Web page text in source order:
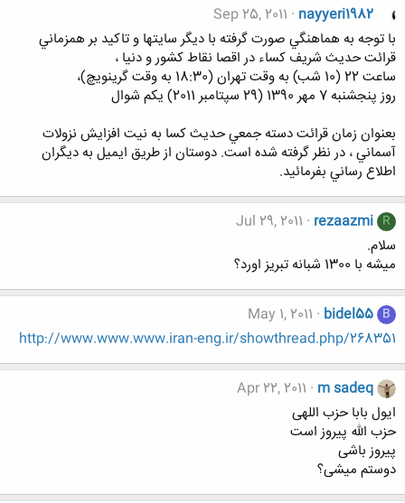
nayyeri1982
Sep 25, 2011
با توجه به هماهنگي صورت گرفته با ديگر سايتها و تاكيد بر همزماني
قرائت حديث شريف كساء در اقصا نقاط كشور و دنيا ،
ساعت 22 (10 شب) به وقت تهران (18:30 به وقت گرينويچ)،
روز پنجشنبه 7 مهر 1390 (29 سپتامبر 2011) يكم شوال
بعنوان زمان قرائت دسته جمعي حديث كسا به نيت افزايش نزولات
آسماني ، در نظر گرفته شده است. دوستان از طريق ايميل به ديگران
اطلاع رساني بفرمائيد.
R
rezaazmi
Jul 29, 2011
سلام.
ميشه با 1300 شبانه تبريز اورد؟
B
bidel55
May 1, 2011
http://www.www.www.iran-eng.ir/showthread.php/268351
m sadeq
Apr 22, 2011
ایول بابا حزب اللهی
حزب الله پیروز است
پیروز باشی
دوستم میشی؟